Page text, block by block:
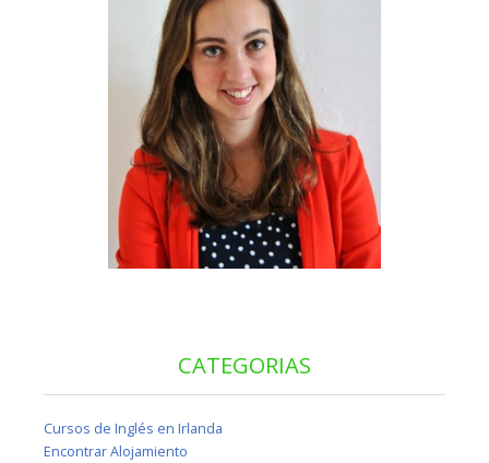
CATEGORIAS
Cursos de Inglés en Irlanda
Encontrar Alojamiento